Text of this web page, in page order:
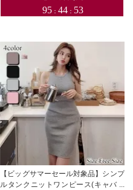
【ビッグサマーセール対象品】シンプ
ルタンクニットワンピース(キャバド